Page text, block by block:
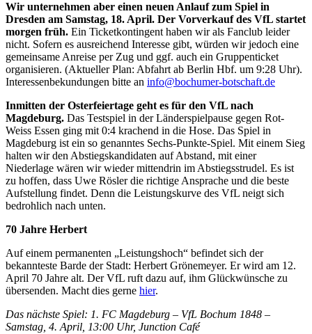
Wir unternehmen aber einen neuen Anlauf zum Spiel in
Dresden am Samstag, 18. April. Der Vorverkauf des VfL startet
morgen früh. Ein Ticketkontingent haben wir als Fanclub leider
nicht. Sofern es ausreichend Interesse gibt, würden wir jedoch eine
gemeinsame Anreise per Zug und ggf. auch ein Gruppenticket
organisieren. (Aktueller Plan: Abfahrt ab Berlin Hbf. um 9:28 Uhr).
Interessenbekundungen bitte an info@bochumer-botschaft.de
Inmitten der Osterfeiertage geht es für den VfL nach
Magdeburg. Das Testspiel in der Länderspielpause gegen Rot-
Weiss Essen ging mit 0:4 krachend in die Hose. Das Spiel in
Magdeburg ist ein so genanntes Sechs-Punkte-Spiel. Mit einem Sieg
halten wir den Abstiegskandidaten auf Abstand, mit einer
Niederlage wären wir wieder mittendrin im Abstiegsstrudel. Es ist
zu hoffen, dass Uwe Rösler die richtige Ansprache und die beste
Aufstellung findet. Denn die Leistungskurve des VfL neigt sich
bedrohlich nach unten.
70 Jahre Herbert
Auf einem permanenten „Leistungshoch“ befindet sich der
bekannteste Barde der Stadt: Herbert Grönemeyer. Er wird am 12.
April 70 Jahre alt. Der VfL ruft dazu auf, ihm Glückwünsche zu
übersenden. Macht dies gerne hier.
Das nächste Spiel: 1. FC Magdeburg – VfL Bochum 1848 –
Samstag, 4. April, 13:00 Uhr, Junction Café